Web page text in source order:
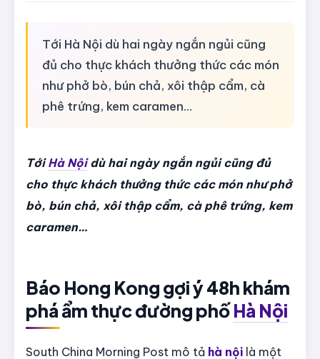
Tới Hà Nội dù hai ngày ngắn ngủi cũng
đủ cho thực khách thưởng thức các món
như phở bò, bún chả, xôi thập cẩm, cà
phê trứng, kem caramen…
TớiHà Nộidù hai ngày ngắn ngủi cũng đủ
cho thực khách thưởng thức các món như phở
bò, bún chả, xôi thập cẩm, cà phê trứng, kem
caramen…
Báo Hong Kong gợi ý 48h khám
phá ẩm thực đường phốHà Nội
South China Morning Post mô tả hà nội là một